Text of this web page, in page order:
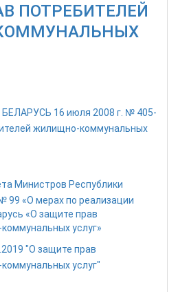
ПОТРЕБИТЕЛЕЙ
16 июля 2008 г. № 405-
жилищно-коммунальных
Министров Республики
99 «О мерах по реализации
«О защите прав
услуг»
"О защите прав
услуг"